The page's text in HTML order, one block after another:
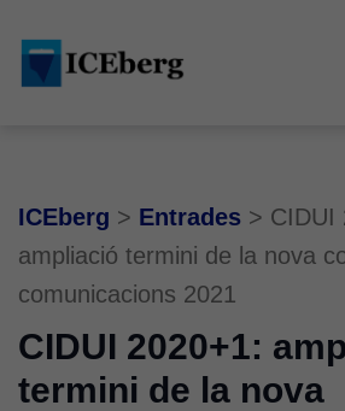
main
content
footer
ICEberg > Entrades > CIDUI
ampliació termini de la nova
comunicacions 2021
CIDUI 2020+1:
termini de la nova